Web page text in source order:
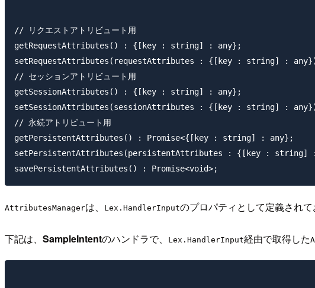
// リクエストアトリビュート用
getRequestAttributes() : {[key : string] : any};
setRequestAttributes(requestAttributes : {[key : string] :
// セッションアトリビュート用
getSessionAttributes() : {[key : string] : any};
setSessionAttributes(sessionAttributes : {[key : string] :
// 永続アトリビュート用
getPersistentAttributes() : Promise<{[key : string] : any};
setPersistentAttributes(persistentAttributes : {[key : string]
AttributesManagerは、 Lex.HandlerInputのプロパティとして定義され
下記は、 SampleIntentのハンドラで、 Lex.HandlerInput経由で取得した